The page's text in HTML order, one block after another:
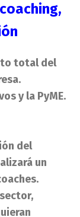
total del
y la PyME.
del
un
.